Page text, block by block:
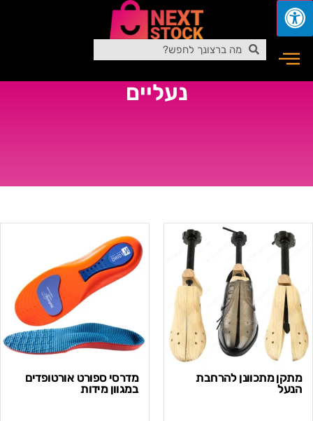
נעליים
מתקן מתכוונן להרחבת
הנעל
מדרסי ספורט אורטופדים
במגוון מידות